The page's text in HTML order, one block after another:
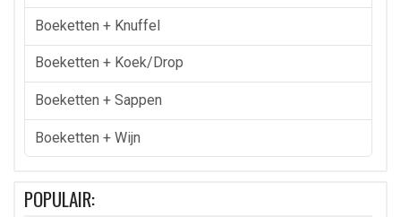
Boeketten + Knuffel
Boeketten + Koek/drop
Boeketten + Sappen
Boeketten + Wijn
POPULAIR: